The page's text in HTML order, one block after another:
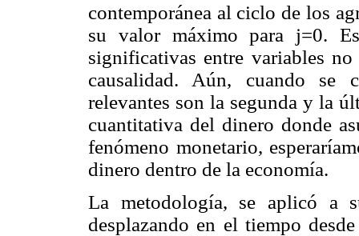
contemporánea al ciclo de los
su valor máximo para j=0.
significativas entre variables
causalidad. Aún, cuando se
relevantes son la segunda y la
cuantitativa del dinero donde
fenómeno monetario,
dinero dentro de la economía.
La metodología, se aplicó a
desplazando en el tiempo